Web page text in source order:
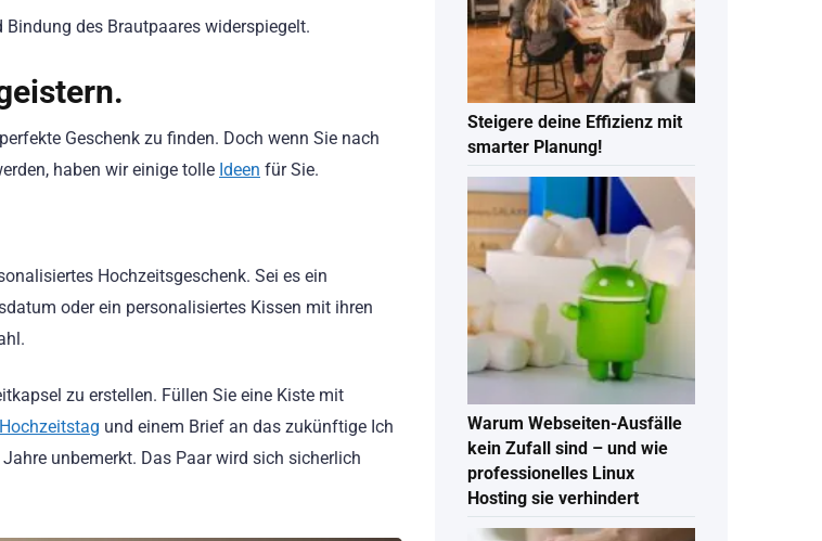
des Brautpaares widerspiegelt.
Geschenk zu finden. Doch wenn Sie nach
haben wir einige tolle Ideen für Sie.
Hochzeitsgeschenk. Sei es ein
oder ein personalisiertes Kissen mit ihren
zu erstellen. Füllen Sie eine Kiste mit
Hochzeitstag und einem Brief an das zukünftige Ich
unbemerkt. Das Paar wird sich sicherlich
Steigere deine Effizienz mit
smarter Planung!
Warum Webseiten-Ausfälle
kein Zufall sind – und wie
professionelles Linux
Hosting sie verhindert